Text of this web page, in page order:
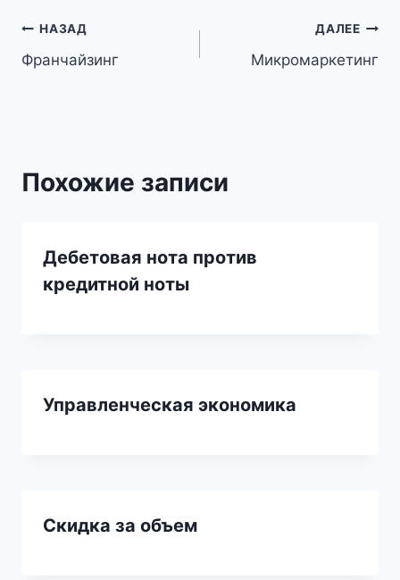
Навигация
по
НАЗАД
Франчайзинг
ДАЛЕЕ
Микромаркетинг
Похожие записи
Дебетовая нота против
кредитной ноты
Управленческая экономика
Скидка за объем